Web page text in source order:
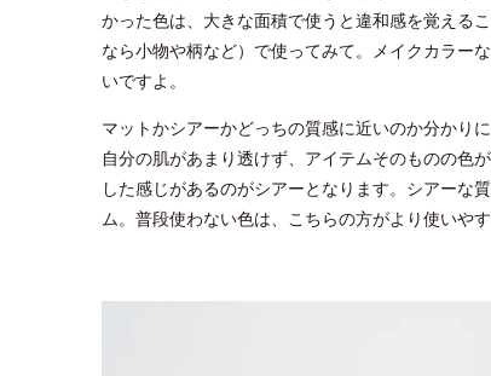
かった色は、大きな面積で使うと違和感を覚える
なら小物や柄など）で使ってみて。メイクカラー
いですよ。
マットかシアーかどっちの質感に近いのか分かり
自分の肌があまり透けず、アイテムそのものの色
した感じがあるのがシアーとなります。シアーな
ム。普段使わない色は、こちらの方がより使いやす